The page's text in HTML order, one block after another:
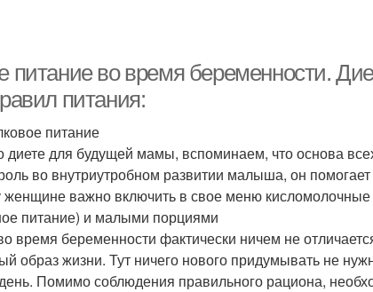
питание во время беременности.
питания:
питание
диете для будущей мамы, вспоминаем, что основа
во внутриутробном развитии малыша, он
важно включить в свое меню
питание) и малыми порциями
время беременности фактически ничем не
образ жизни. Тут ничего нового придумывать не
Помимо соблюдения правильного рациона,